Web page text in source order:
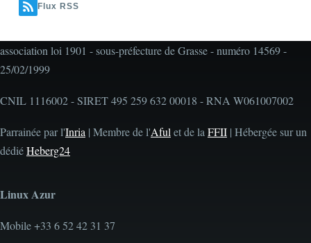
Flux RSS
association loi 1901 - sous-préfecture de Grasse - numéro 14569 -
25/02/1999
CNIL 1116002 - SIRET 495 259 632 00018 - RNA W061007002
Parrainée par l'Inria | Membre de l'Aful et de la FFII | Hébergée sur un
dédiéHeberg24
Linux Azur
Mobile +33 6 52 42 31 37